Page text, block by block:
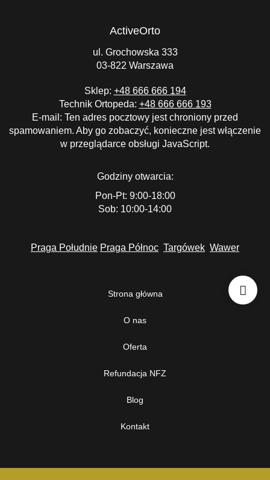
ActiveOrto
ul. Grochowska 333
03-822 Warszawa
Sklep: +48 666 666 194
Technik Ortopeda: +48 666 666 193
E-mail: Ten adres pocztowy jest chroniony przed
spamowaniem. Aby go zobaczyć, konieczne jest włączenie
w przeglądarce obsługi JavaScript.
Godziny otwarcia:
Pon-Pt: 9:00-18:00
Sob: 10:00-14:00
Praga Południe Praga Północ Targówek Wawer
Strona główna
O nas
Oferta
Refundacja NFZ
Blog
Kontakt